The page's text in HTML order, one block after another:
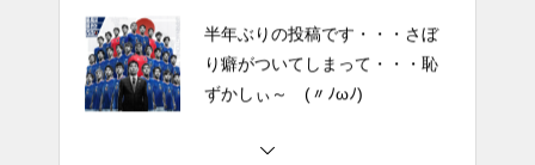
2026 今年初めての投稿・・・
「食生活習慣の改善」が今年の